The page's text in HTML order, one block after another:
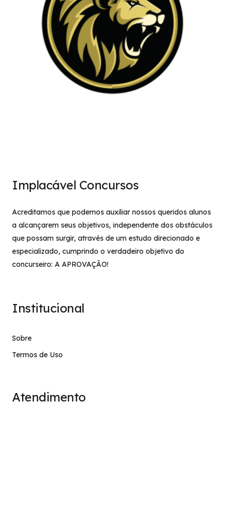
Implacável Concursos
Acreditamos que podemos auxiliar nossos queridos alunos
a alcançarem seus objetivos, independente dos obstáculos
que possam surgir, através de um estudo direcionado e
especializado, cumprindo o verdadeiro objetivo do
concurseiro: A APROVAÇÃO!
Institucional
Sobre
Termos de Uso
Atendimento